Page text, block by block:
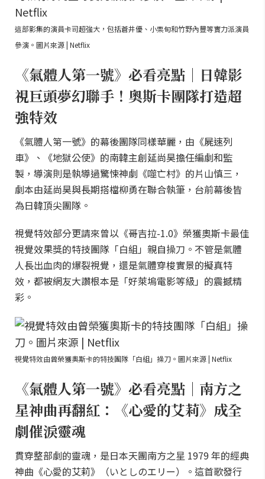
這部影集的演員卡司超強大，包括蒼井優、小栗旬和竹野內豐等實力派演員
參演。圖片來源 | Netflix
《氣體人第一號》必看亮點｜日韓影
視巨頭夢幻聯手！奧斯卡團隊打造超
強特效
《氣體人第一號》的幕後團隊同樣華麗，由《屍速列
車》、《地獄公使》的南韓主創延尚昊擔任編劇和監
製，導演則是執導過驚悚神劇《噬亡村》的片山慎三，
劇本由延尚昊與長期搭檔柳勇在聯合執筆，台前幕後皆
為日韓頂尖團隊。
視覺特效部分更請來曾以《哥吉拉-1.0》榮獲奧斯卡最佳
視覺效果獎的特技團隊「白組」親自操刀。不管是氣體
人長出血肉的爆裂視覺，還是氣體穿梭實景的擬真特
效，都被網友大讚根本是「好萊塢電影等級」的震撼精
彩。
視覺特效由曾榮獲奧斯卡的特技團隊「白組」操刀。圖片來源 | Netflix
《氣體人第一號》必看亮點｜南方之
星神曲再翻紅：《心愛的艾莉》成全
劇催淚靈魂
貫穿整部劇的靈魂，是日本天團南方之星 1979 年的經典
神曲《心愛的艾莉》（いとしのエリー）。這首歌發行